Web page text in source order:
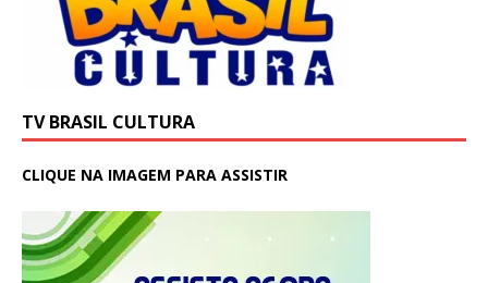
TV BRASIL CULTURA
CLIQUE NA IMAGEM PARA ASSISTIR